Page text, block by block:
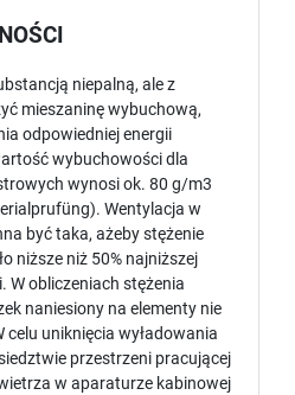
niepalną, ale z
mieszaninę wybuchową,
odpowiedniej energii
wybuchowości dla
wynosi ok. 80 g/m3
Wentylacja w
być taka, ażeby stężenie
niższe niż 50% najniższej
obliczeniach stężenia
naniesiony na elementy nie
celu uniknięcia wyładowania
przestrzeni pracującej
w aparaturze kabinowej